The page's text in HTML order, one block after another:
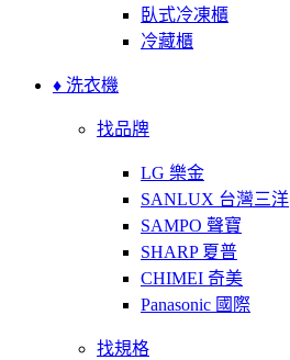
臥式冷凍櫃
冷藏櫃
♦ 洗衣機
找品牌
LG 樂金
SANLUX 台灣三洋
SAMPO 聲寶
SHARP 夏普
CHIMEI 奇美
Panasonic 國際
找規格